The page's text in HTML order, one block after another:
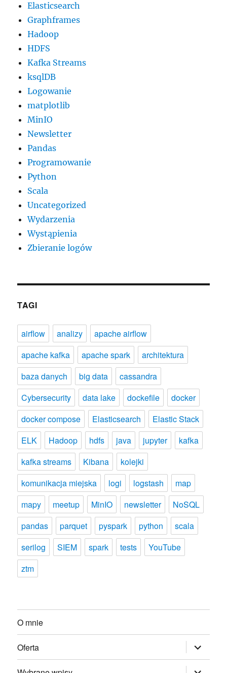
Elasticsearch
Graphframes
Hadoop
HDFS
Kafka Streams
ksqlDB
Logowanie
matplotlib
MinIO
Newsletter
Pandas
Programowanie
Python
Scala
Uncategorized
Wydarzenia
Wystąpienia
Zbieranie logów
TAGI
airflow analizy
apache airflow
apache kafka
apache spark
architektura
baza danych
big data
cassandra
Cybersecurity
data lake dockefile
docker
docker compose
Elasticsearch
Elastic Stack
ELK
Hadoop hdfs java jupyter
kafka
kafka streams
Kibana
kolejki
komunikacja miejska
logi logstash
map
mapy
meetup MinIO newsletter
NoSQL
pandas
parquet pyspark python
scala
serilog
SIEM spark tests
YouTube
ztm
O mnie
Oferta rozwiń
menu
potomne
rozwiń